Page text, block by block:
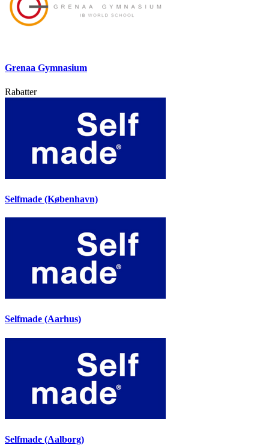
Grenaa Gymnasium
Rabatter
Selfmade (København)
Selfmade (Aarhus)
Selfmade (Aalborg)